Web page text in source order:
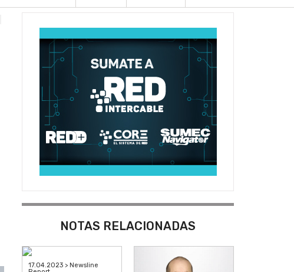
NOTAS RELACIONADAS
17.04.2023 > Newsline